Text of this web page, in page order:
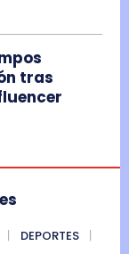
tras
DEPORTES